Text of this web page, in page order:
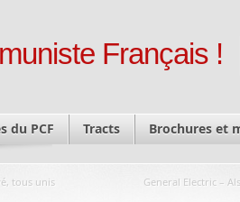
Français !
du PCF Tracts Brochures et
tous unis
General Electric –